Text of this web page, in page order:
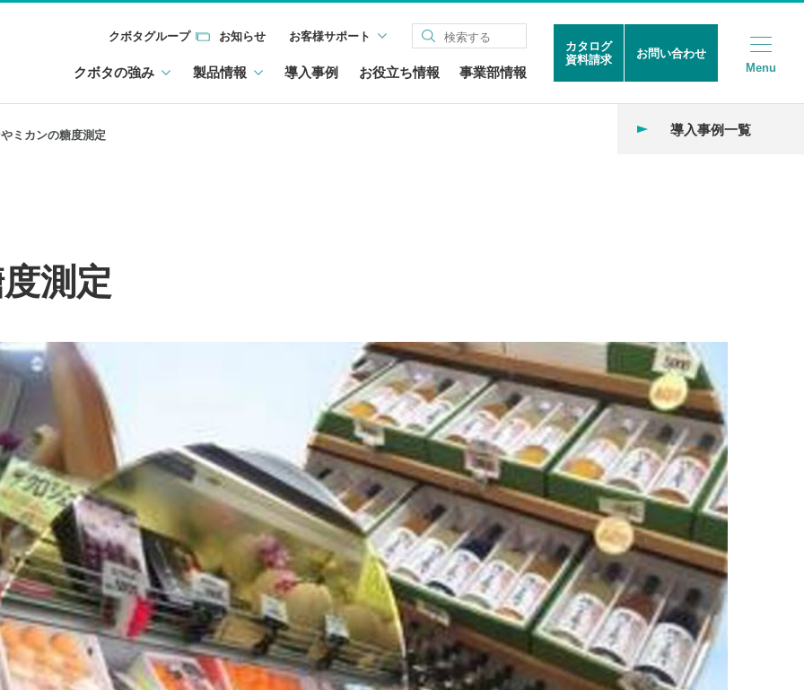
クボタグループ お知らせ お客様サポート
クボタの強み 製品情報 導入事例 お役立ち情報 事業部情報
カタログ
資料請求
お問い合わせ
Menu
ミカンの糖度測定 導入事例一覧
測定